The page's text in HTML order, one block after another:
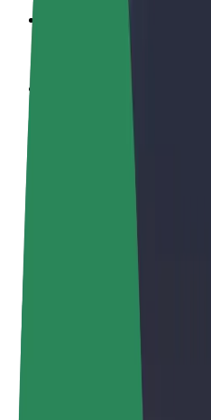
Repartí comida y cobrá
Llegá a más clientes y
Registrarse como
Añadí tu flota a Bolt y
Bolt para empresas
Productos y servicios de